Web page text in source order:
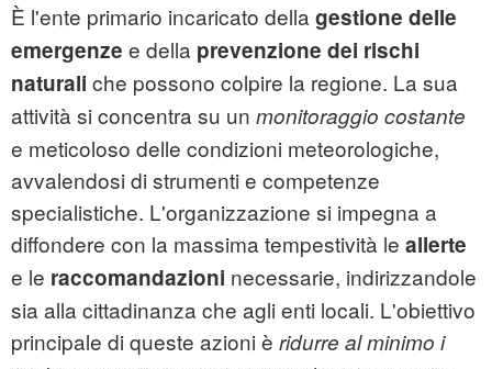
È l'ente primario incaricato della gestione delle
emergenze e della prevenzione dei rischi
naturali che possono colpire la regione. La sua
attività si concentra su un monitoraggio costante
e meticoloso delle condizioni meteorologiche,
avvalendosi di strumenti e competenze
specialistiche. L'organizzazione si impegna a
diffondere con la massima tempestività le allerte
e le raccomandazioni necessarie, indirizzandole
sia alla cittadinanza che agli enti locali. L'obiettivo
principale di queste azioni è ridurre al minimo i